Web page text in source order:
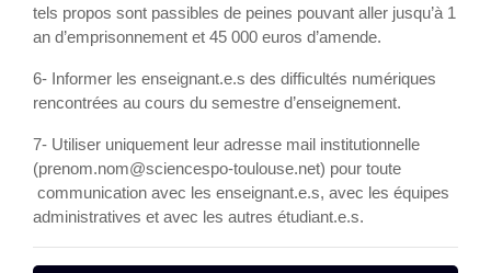
tels propos sont passibles de peines pouvant aller jusqu’à 1
an d’emprisonnement et 45 000 euros d’amende.
6- Informer les enseignant.e.s des difficultés numériques
rencontrées au cours du semestre d’enseignement.
7- Utiliser uniquement leur adresse mail institutionnelle
(prenom.nom@sciencespo-toulouse.net) pour toute
communication avec les enseignant.e.s, avec les équipes
administratives et avec les autres étudiant.e.s.